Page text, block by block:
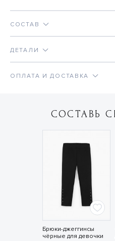
СОСТАВ
ДЕТАЛИ
ОПЛАТА И ДОСТАВКА
СОСТАВЬ
Брюки-джеггинсы
чёрные для девочки